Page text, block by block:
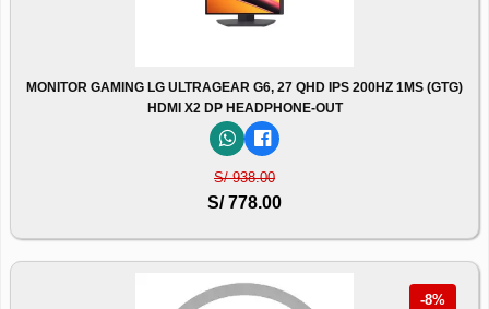
MONITOR GAMING LG ULTRAGEAR G6, 27 QHD IPS 200HZ 1MS (GTG)
HDMI X2 DP HEADPHONE-OUT
S/ 938.00
S/ 778.00
-8%